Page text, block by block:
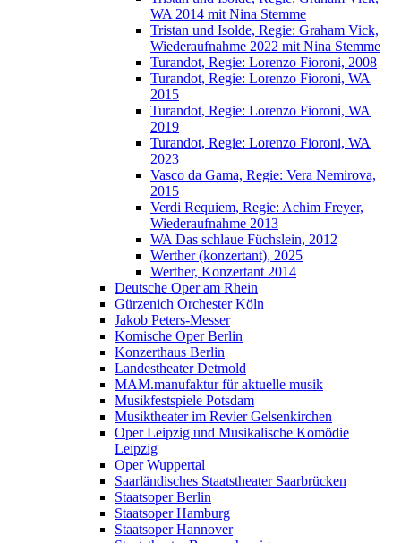
WA 2014 mit Nina Stemme
Tristan und Isolde, Regie: Graham Vick,
Wiederaufnahme 2022 mit Nina Stemme
Turandot, Regie: Lorenzo Fioroni, 2008
Turandot, Regie: Lorenzo Fioroni, WA
2015
Turandot, Regie: Lorenzo Fioroni, WA
2019
Turandot, Regie: Lorenzo Fioroni, WA
2023
Vasco da Gama, Regie: Vera Nemirova,
2015
Verdi Requiem, Regie: Achim Freyer,
Wiederaufnahme 2013
WA Das schlaue Füchslein, 2012
Werther (konzertant), 2025
Werther, Konzertant 2014
Deutsche Oper am Rhein
Gürzenich Orchester Köln
Jakob Peters-Messer
Komische Oper Berlin
Konzerthaus Berlin
Landestheater Detmold
MAM.manufaktur für aktuelle musik
Musikfestspiele Potsdam
Musiktheater im Revier Gelsenkirchen
Oper Leipzig und Musikalische Komödie
Leipzig
Oper Wuppertal
Saarländisches Staatstheater Saarbrücken
Staatsoper Berlin
Staatsoper Hamburg
Staatsoper Hannover